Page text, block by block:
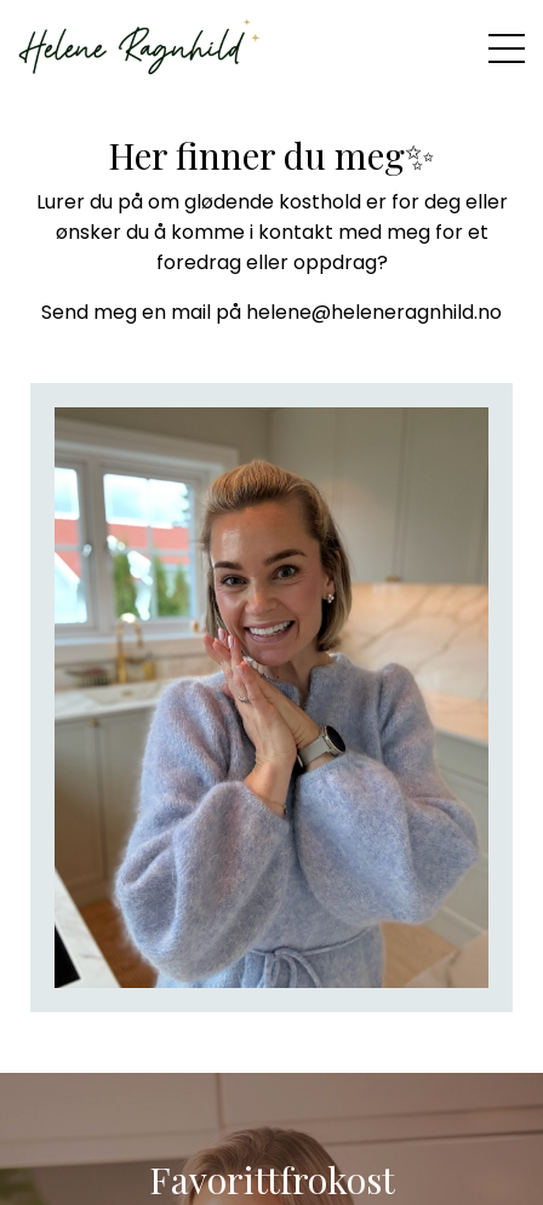
Her finner du meg✨
Lurer du på om glødende kosthold er for deg eller
ønsker du å komme i kontakt med meg for et
foredrag eller oppdrag?
Send meg en mail på helene@heleneragnhild.no
Favorittfrokost